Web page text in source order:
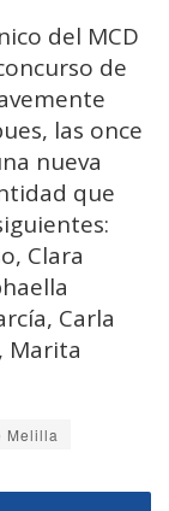
del MCD
de
las once
nueva
que
Clara
Carla
Marita
Melilla